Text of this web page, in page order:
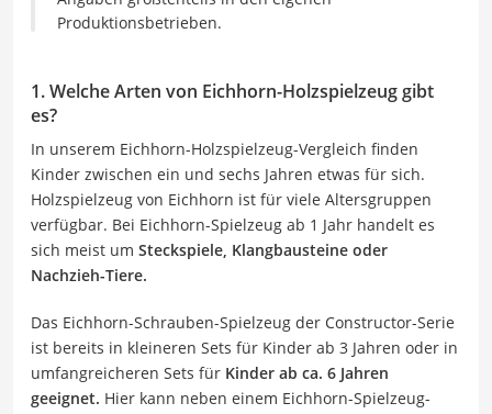
Produktionsbetrieben.
1. Welche Arten von Eichhorn-Holzspielzeug gibt
es?
In unserem Eichhorn-Holzspielzeug-Vergleich finden
Kinder zwischen ein und sechs Jahren etwas für sich.
Holzspielzeug von Eichhorn ist für viele Altersgruppen
verfügbar. Bei Eichhorn-Spielzeug ab 1 Jahr handelt es
sich meist um Steckspiele, Klangbausteine oder
Nachzieh-Tiere.
Das Eichhorn-Schrauben-Spielzeug der Constructor-Serie
ist bereits in kleineren Sets für Kinder ab 3 Jahren oder in
umfangreicheren Sets für Kinder ab ca. 6 Jahren
geeignet. Hier kann neben einem Eichhorn-Spielzeug-